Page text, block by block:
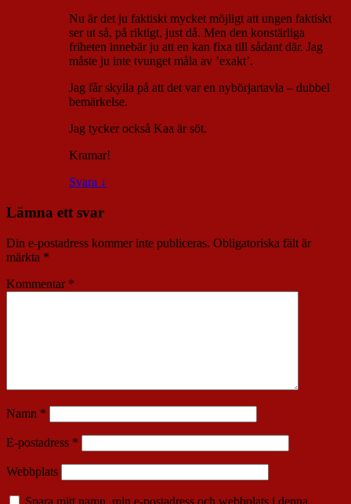
Nu är det ju faktiskt mycket möjligt att ungen faktiskt
ser ut så, på riktigt, just då. Men den konstärliga
friheten innebär ju att en kan fixa till sådant där. Jag
måste ju inte tvunget måla av ’exakt’.
Jag får skylla på att det var en nybörjartavla – dubbel
bemärkelse.
Jag tycker också Kaa är söt.
Kramar!
Svara ↓
Lämna ett svar
Din e-postadress kommer inte publiceras. Obligatoriska fält är
märkta *
Kommentar *
Namn *
E-postadress *
Webbplats
Spara mitt namn, min e-postadress och webbplats i denna